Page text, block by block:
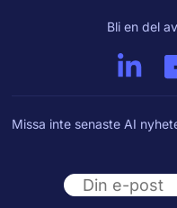
Bli en del
Missa inte senaste AI
Email